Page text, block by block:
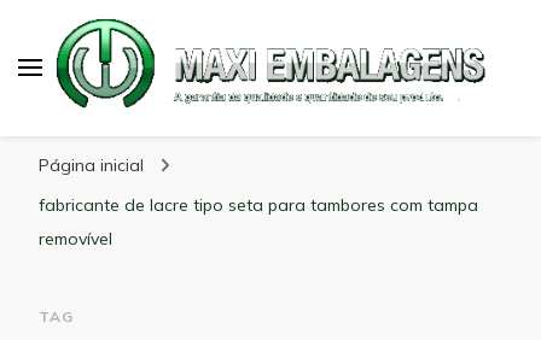
Página inicial
fabricante de lacre tipo seta para tambores com tampa
removível
TAG